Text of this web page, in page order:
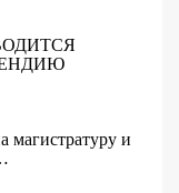
магистратуру и